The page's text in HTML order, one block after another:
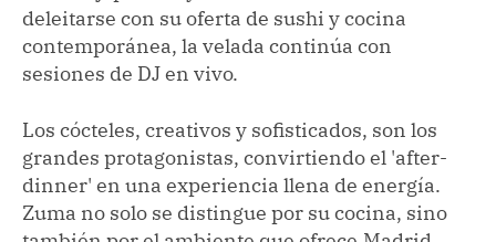
deleitarse con su oferta de sushi y cocina
contemporánea, la velada continúa con
sesiones de DJ en vivo.
Los cócteles, creativos y sofisticados, son los
grandes protagonistas, convirtiendo el 'after-
dinner' en una experiencia llena de energía.
Zuma no solo se distingue por su cocina, sino